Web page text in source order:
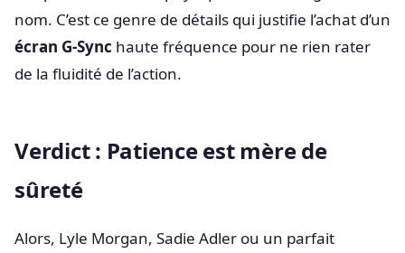
nom. C’est ce genre de détails qui justifie l’achat d’un
écran G-Sync haute fréquence pour ne rien rater
de la fluidité de l’action.
Verdict : Patience est mère de
sûreté
Alors, Lyle Morgan, Sadie Adler ou un parfait